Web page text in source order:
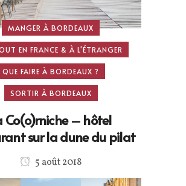
MANGER À BORDEAUX
EN FRANCE & À L'ÉTRANGER
QUE FAIRE À BORDEAUX ?
SORTIR À BORDEAUX
Co(o)rniche – hôtel
sur la dune du pilat
5 août 2018